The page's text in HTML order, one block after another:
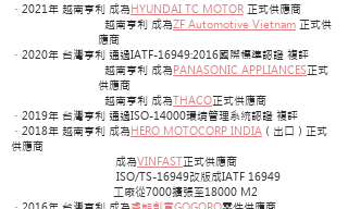
．2021年 越南亨利 成為HYUNDAI TC MOTOR 正式供應商
越南亨利 成為ZF Automotive Vietnam 正式供
應商
．2020年 台灣亨利 通過IATF-16949:2016國際標準認證 複評
越南亨利 成為PANASONIC APPLIANCES正式
供應商
越南亨利 成為THACO正式供應商
．2019年 台灣亨利 通過ISO-14000環境管理系統認證 複評
．2018年 越南亨利 成為HERO MOTOCORP INDIA （出口）正式
供應商
成為VINFAST正式供應商
ISO/TS-16949改版成IATF 16949
工廠從7000擴張至18000 M2